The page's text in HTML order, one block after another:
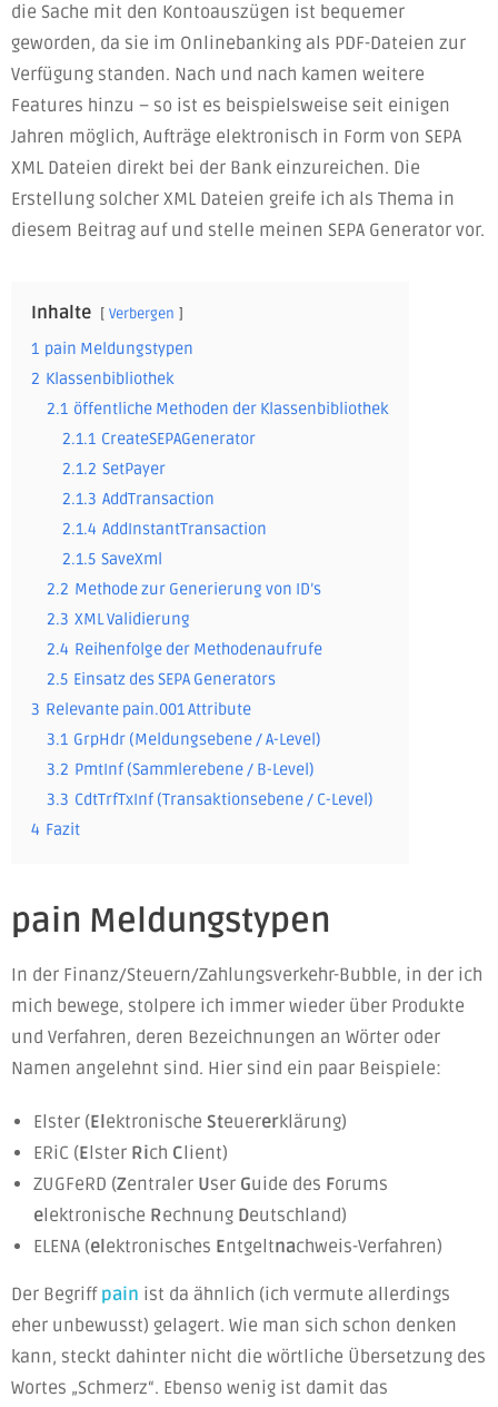
die Sache mit den Kontoauszügen ist bequemer
geworden, da sie im Onlinebanking als PDF-Dateien zur
Verfügung standen. Nach und nach kamen weitere
Features hinzu – so ist es beispielsweise seit einigen
Jahren möglich, Aufträge elektronisch in Form von SEPA
XML Dateien direkt bei der Bank einzureichen. Die
Erstellung solcher XML Dateien greife ich als Thema in
diesem Beitrag auf und stelle meinen SEPA Generator vor.
Inhalte Verbergen
1 pain Meldungstypen
2 Klassenbibliothek
2.1 öffentliche Methoden der Klassenbibliothek
2.1.1 CreateSEPAGenerator
2.1.2 SetPayer
2.1.3 AddTransaction
2.1.4 AddInstantTransaction
2.1.5 SaveXml
2.2 Methode zur Generierung von ID’s
2.3 XML Validierung
2.4 Reihenfolge der Methodenaufrufe
2.5 Einsatz des SEPA Generators
3 Relevante pain.001 Attribute
3.1 GrpHdr (Meldungsebene / A-Level)
3.2 PmtInf (Sammlerebene / B-Level)
3.3 CdtTrfTxInf (Transaktionsebene / C-Level)
4 Fazit
pain Meldungstypen
In der Finanz/Steuern/Zahlungsverkehr-Bubble, in der ich
mich bewege, stolpere ich immer wieder über Produkte
und Verfahren, deren Bezeichnungen an Wörter oder
Namen angelehnt sind. Hier sind ein paar Beispiele:
Elster (Elektronische Steuererklärung)
ERiC (Elster Rich Client)
ZUGFeRD (Zentraler User Guide des Forums
elektronische Rechnung Deutschland)
ELENA (elektronisches Entgeltnachweis-Verfahren)
Der Begriff pain ist da ähnlich (ich vermute allerdings
eher unbewusst) gelagert. Wie man sich schon denken
kann, steckt dahinter nicht die wörtliche Übersetzung des
Wortes „Schmerz“. Ebenso wenig ist damit das